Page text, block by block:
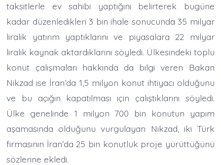
taksitlerle ev sahibi yaptığını belirterek bugüne
kadar düzenledikleri 3 bin ihale sonucunda 35 milyar
liralık yatırım yaptıklarını ve piyasalara 22 milyar
liralık kaynak aktardıklarını söyledi. Ülkesindeki toplu
konut çalışmaları hakkında da bilgi veren Bakan
Nikzad ise İran’da 1,5 milyon konut ihtiyacı olduğunu
ve bu açığın kapatılması için çalıştıklarını söyledi.
Ülke genelinde 1 milyon 700 bin konutun yapım
aşamasında olduğunu vurgulayan Nikzad, iki Türk
firmasının İran’da 25 bin konutluk proje yürüttüğünü
sözlerine ekledi.